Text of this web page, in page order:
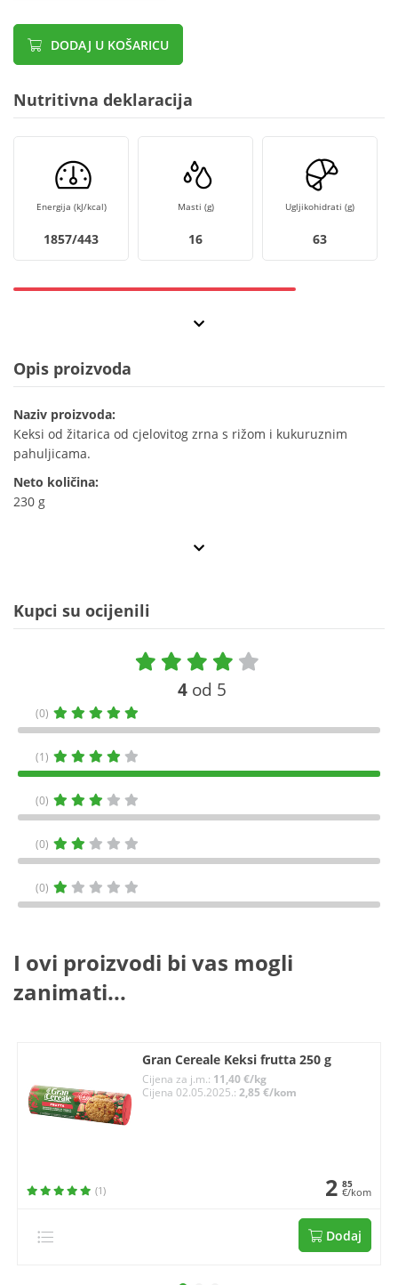
DODAJ U KOŠARICU
Nutritivna deklaracija
Energija (kJ/kcal)
1857/443
Masti (g)
16
Ugljikohidrati (g)
63
Opis proizvoda
Naziv proizvoda:
Keksi od žitarica od cjelovitog zrna s rižom i kukuruznim
pahuljicama.
Neto količina:
230 g
Kupci su ocijenili
4 od 5
(0)
(1)
(0)
(0)
(0)
I ovi proizvodi bi vas mogli
zanimati...
Gran Cereale Keksi frutta 250 g
Cijena za j.m.: 11,40 €/kg
Cijena 02.05.2025.:2,85 €/kom
(1) 2 85
€/kom
Dodaj